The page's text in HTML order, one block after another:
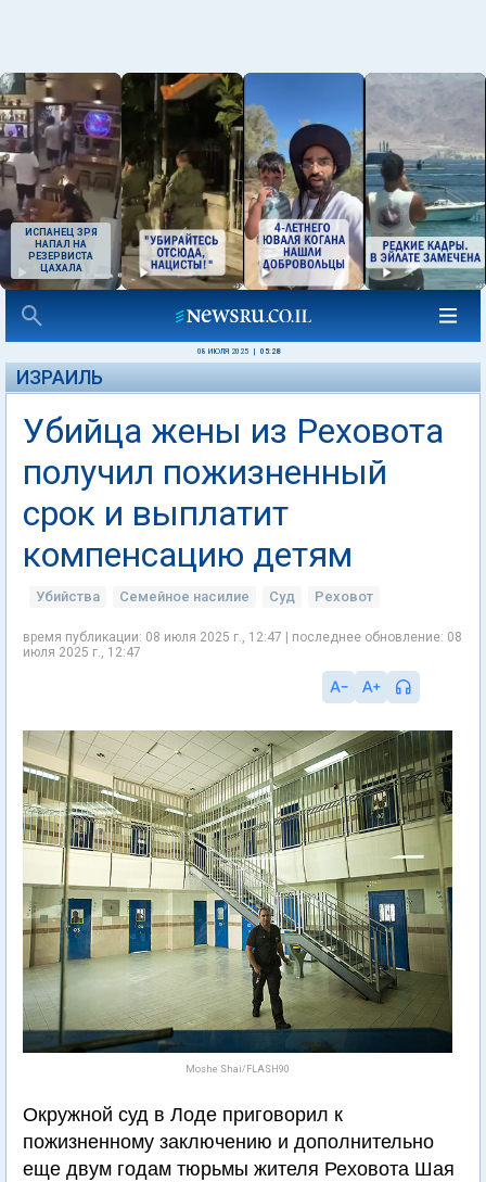
ИСПАНЕЦ ЗРЯ
НАПАЛ НА
РЕЗЕРВИСТА
ЦАХАЛА
08 ИЮЛЯ 2025 05:28
ИЗРАИЛЬ
Убийца жены из Реховота
получил пожизненный
срок и выплатит
компенсацию детям
Убийства Семейное насилие Суд Реховот
время публикации: 08 июля 2025 г., 12:47 | последнее обновление: 08
июля 2025 г., 12:47
Moshe Shai/FLASH90
Окружной суд в Лоде приговорил к
пожизненному заключению и дополнительно
еще двум годам тюрьмы жителя Реховота Шая